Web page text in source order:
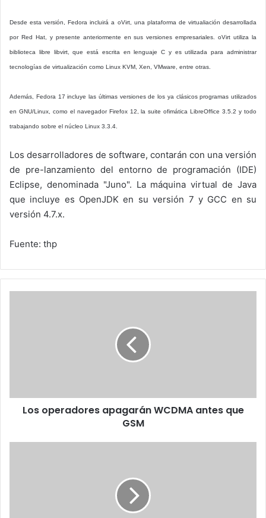
Desde esta versión, Fedora incluirá a oVirt, una plataforma de virtualiación desarrollada
por Red Hat, y presente anteriormente en sus versiones empresariales. oVirt utiliza la
biblioteca libre libvirt, que está escrita en lenguaje C y es utilizada para administrar
tecnologías de virtualización como Linux KVM, Xen, VMware, entre otras.
Además, Fedora 17 incluye las últimas versiones de los ya clásicos programas utilizados
en GNU/Linux, como el navegador Firefox 12, la suite ofimática LibreOffice 3.5.2 y todo
trabajando sobre el núcleo Linux 3.3.4.
Los desarrolladores de software, contarán con una versión
de pre-lanzamiento del entorno de programación (IDE)
Eclipse, denominada "Juno". La máquina virtual de Java
que incluye es OpenJDK en su versión 7 y GCC en su
versión 4.7.x.
Fuente: thp
Los operadores apagarán WCDMA antes que
GSM